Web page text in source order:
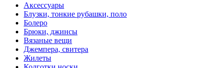
Аксессуары
Блузки, тонкие рубашки, поло
Болеро
Брюки, джинсы
Вязаные вещи
Джемпера, свитера
Жилеты